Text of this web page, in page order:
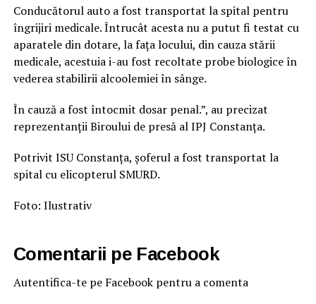
Conducătorul auto a fost transportat la spital pentru
îngrijiri medicale. Întrucât acesta nu a putut fi testat cu
aparatele din dotare, la fața locului, din cauza stării
medicale, acestuia i-au fost recoltate probe biologice în
vederea stabilirii alcoolemiei în sânge.
În cauză a fost întocmit dosar penal.”, au precizat
reprezentanții Biroului de presă al IPJ Constanța.
Potrivit ISU Constanța, șoferul a fost transportat la
spital cu elicopterul SMURD.
Foto: Ilustrativ
Comentarii pe Facebook
Autentifica-te pe Facebook pentru a comenta